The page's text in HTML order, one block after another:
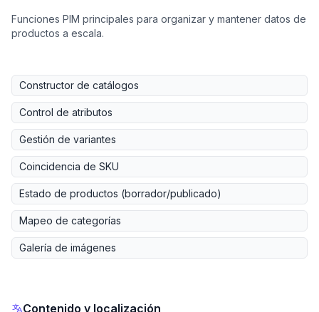
Funciones PIM principales para organizar y mantener datos de
productos a escala.
Constructor de catálogos
Control de atributos
Gestión de variantes
Coincidencia de SKU
Estado de productos (borrador/publicado)
Mapeo de categorías
Galería de imágenes
Contenido y localización